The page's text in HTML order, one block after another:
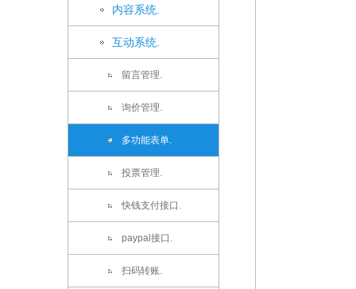
内容系统.
互动系统.
留言管理.
询价管理.
多功能表单.
投票管理.
快钱支付接口.
paypal接口.
扫码转账.